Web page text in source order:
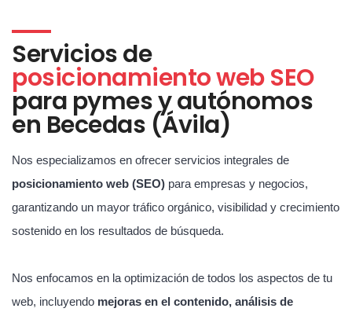
Servicios de
posicionamiento web SEO
para pymes y autónomos
en Becedas (Ávila)
Nos especializamos en ofrecer servicios integrales de
posicionamiento web (SEO) para empresas y negocios,
garantizando un mayor tráfico orgánico, visibilidad y crecimiento
sostenido en los resultados de búsqueda.
Nos enfocamos en la optimización de todos los aspectos de tu
web, incluyendo mejoras en el contenido, análisis de